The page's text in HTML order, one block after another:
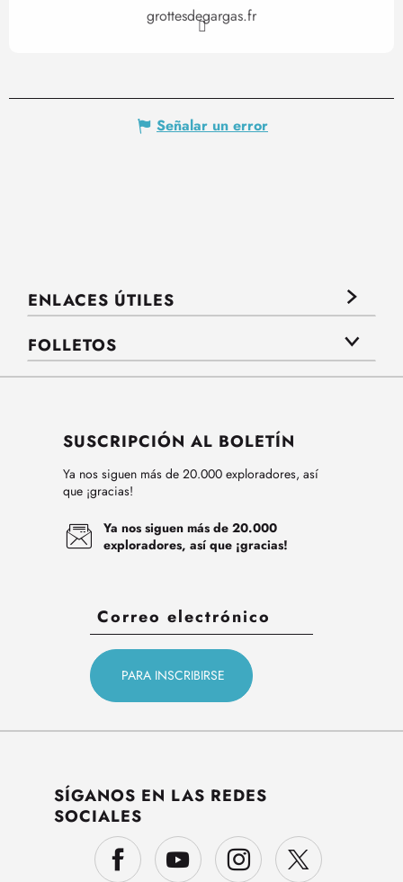
grottesdegargas.fr
Señalar un error
ENLACES ÚTILES
FOLLETOS
SUSCRIPCIÓN AL BOLETÍN
Ya nos siguen más de 20.000 exploradores, así
que ¡gracias!
Ya nos siguen más de 20.000
exploradores, así que ¡gracias!
SÍGANOS EN LAS REDES
SOCIALES